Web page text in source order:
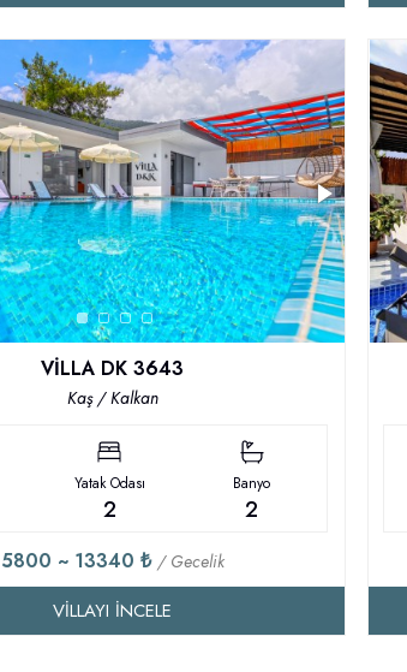
VİLLA DK 3643
Kaş / Kalkan
Yatak Odası
2
Banyo
2
5800 ~ 13340 ₺ / Gecelik
VILLAYI İNCELE